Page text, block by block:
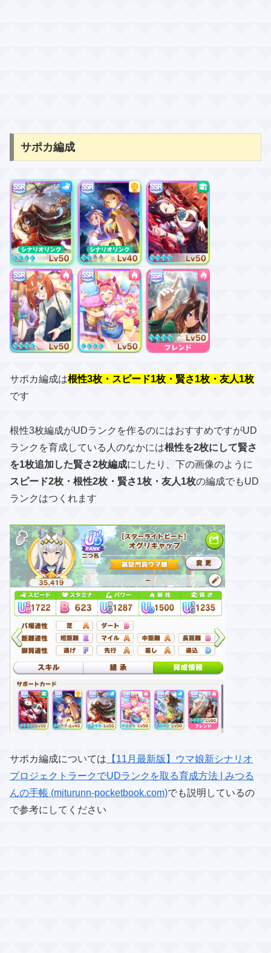
サポカ編成
サポカ編成は根性3枚・スピード1枚・賢さ1枚・友人1枚
です
根性3枚編成がUDランクを作るのにはおすすめですがUD
ランクを育成している人のなかには根性を2枚にして賢さ
を1枚追加した賢さ2枚編成にしたり、下の画像のように
スピード2枚・根性2枚・賢さ1枚・友人1枚の編成でもUD
ランクはつくれます
サポカ編成については 【11月最新版】ウマ娘新シナリオ
プロジェクトラークでUDランクを取る育成方法 | みつる
んの手帳 (miturunn-pocketbook.com)でも説明しているの
で参考にしてください